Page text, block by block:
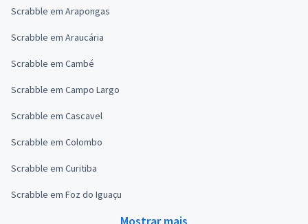
Scrabble em Arapongas
Scrabble em Araucária
Scrabble em Cambé
Scrabble em Campo Largo
Scrabble em Cascavel
Scrabble em Colombo
Scrabble em Curitiba
Scrabble em Foz do Iguaçu
Mostrar mais